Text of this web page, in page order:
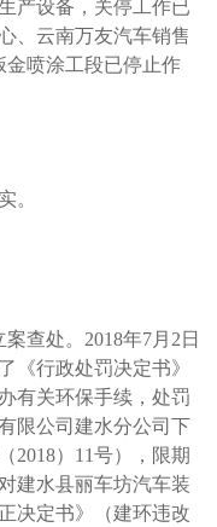
产设备，关停工作已
、云南万友汽车销售
金喷涂工段已停止作
。
查处。2018年7月2日
《行政处罚决定书》
有关环保手续，处罚
限公司建水分公司下
2018）11号），限期
建水县丽车坊汽车装
决定书》（建环违改